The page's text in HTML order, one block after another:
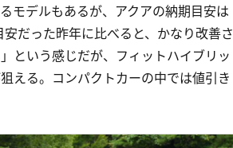
モデルもあるが、アクアの納期目安は
だった昨年に比べると、かなり改善さ
という感じだが、フィットハイブリッ
える。コンパクトカーの中では値引き